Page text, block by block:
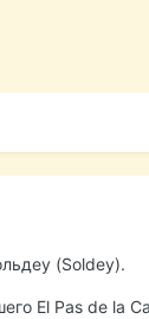
(Soldey).
El Pas de